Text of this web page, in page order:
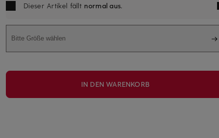
Dieser Artikel fällt normal aus.
Bitte Größe wählen
IN DEN WARENKORB